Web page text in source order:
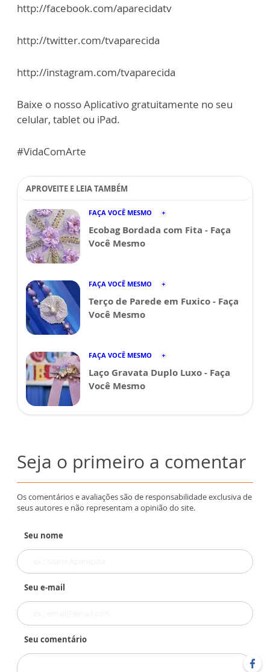
http://facebook.com/aparecidatv
http://twitter.com/tvaparecida
http://instagram.com/tvaparecida
Baixe o nosso Aplicativo gratuitamente no seu
celular, tablet ou iPad.
#VidaComArte
APROVEITE E LEIA TAMBÉM
FAÇA VOCÊ MESMO
Ecobag Bordada com Fita - Faça
Você Mesmo
FAÇA VOCÊ MESMO
Terço de Parede em Fuxico - Faça
Você Mesmo
FAÇA VOCÊ MESMO
Laço Gravata Duplo Luxo - Faça
Você Mesmo
Seja o primeiro a comentar
Os comentários e avaliações são de responsabilidade exclusiva de
seus autores e não representam a opinião do site.
Seu nome
Seu e-mail
Seu comentário